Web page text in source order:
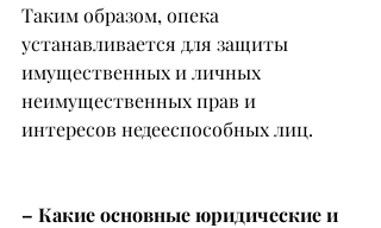
Таким образом, опека
устанавливается для защиты
имущественных и личных
неимущественных прав и
интересов недееспособных лиц.
– Какие основные юридические и